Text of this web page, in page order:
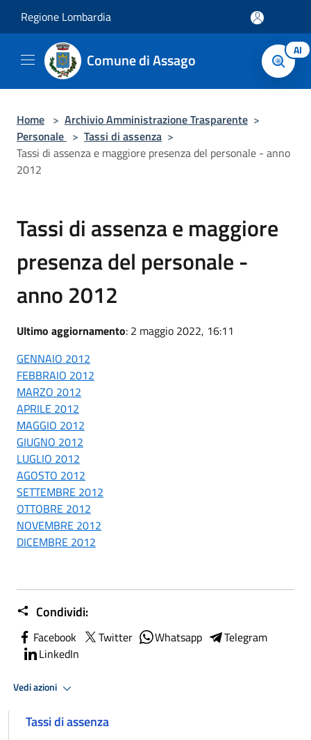
Regione Lombardia
Comune di Assago AI
Home > Archivio Amministrazione Trasparente >
Personale > Tassi di assenza >
Tassi di assenza e maggiore presenza del personale - anno
2012
Tassi di assenza e maggiore
presenza del personale -
anno 2012
Ultimo aggiornamento: 2 maggio 2022, 16:11
GENNAIO 2012
FEBBRAIO 2012
MARZO 2012
APRILE 2012
MAGGIO 2012
GIUGNO 2012
LUGLIO 2012
AGOSTO 2012
SETTEMBRE 2012
OTTOBRE 2012
NOVEMBRE 2012
DICEMBRE 2012
Condividi:
Facebook Twitter Whatsapp
Telegram
LinkedIn
Vedi azioni
Tassi di assenza